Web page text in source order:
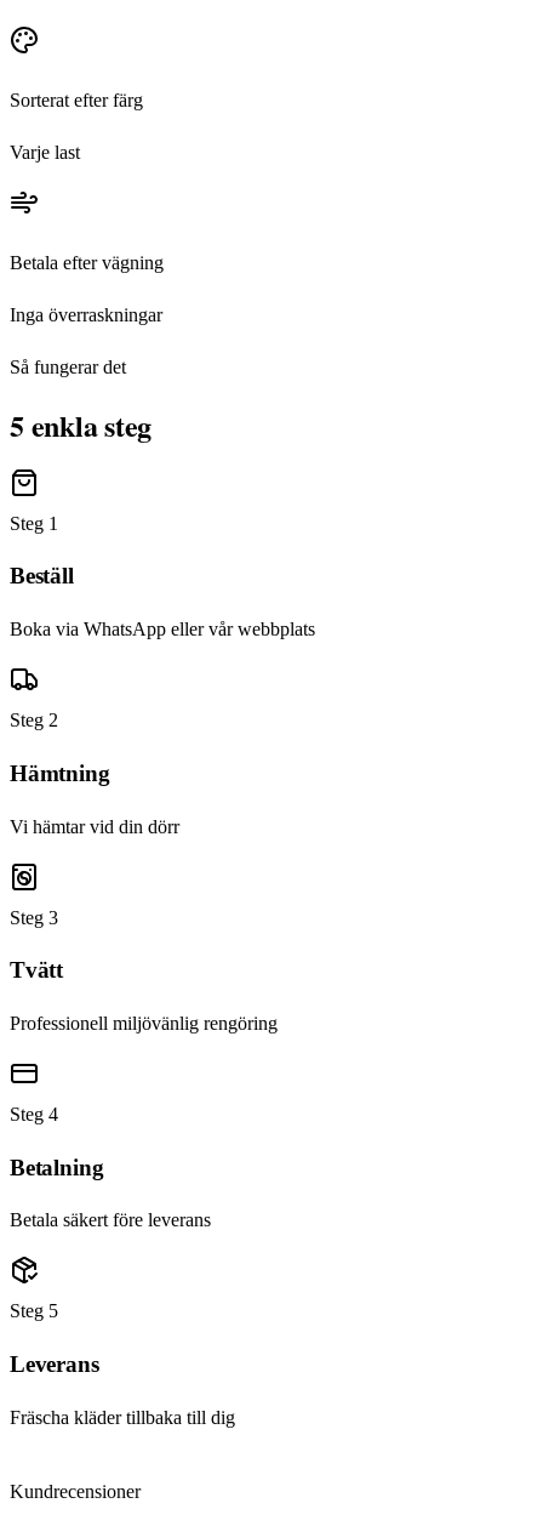
Sorterat efter färg
Varje last
Betala efter vägning
Inga överraskningar
Så fungerar det
5 enkla steg
Steg 1
Beställ
Boka via WhatsApp eller vår webbplats
Steg 2
Hämtning
Vi hämtar vid din dörr
Steg 3
Tvätt
Professionell miljövänlig rengöring
Steg 4
Betalning
Betala säkert före leverans
Steg 5
Leverans
Fräscha kläder tillbaka till dig
Kundrecensioner